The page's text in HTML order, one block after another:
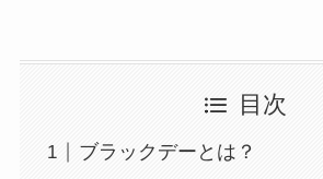
目次
ブラックデーとは？